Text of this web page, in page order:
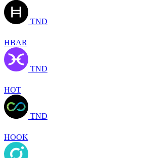
TND
HBAR
TND
HOT
TND
HOOK